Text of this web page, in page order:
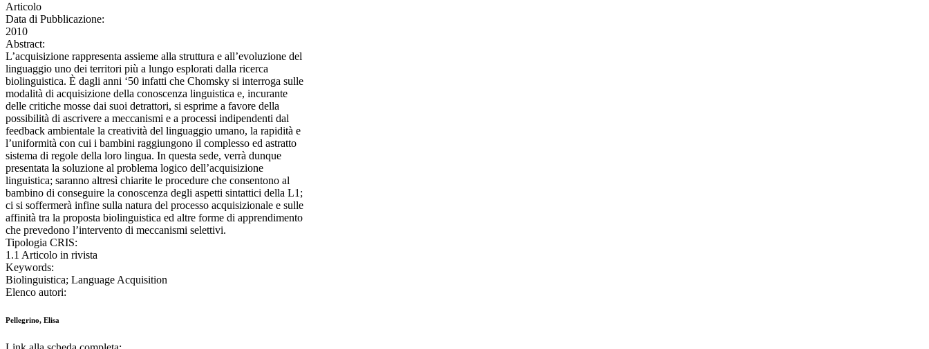
Articolo
Data di Pubblicazione:
2010
Abstract:
L’acquisizione rappresenta assieme alla struttura e all’evoluzione del
linguaggio uno dei territori più a lungo esplorati dalla ricerca
biolinguistica. È dagli anni ‘50 infatti che Chomsky si interroga sulle
modalità di acquisizione della conoscenza linguistica e, incurante
delle critiche mosse dai suoi detrattori, si esprime a favore della
possibilità di ascrivere a meccanismi e a processi indipendenti dal
feedback ambientale la creatività del linguaggio umano, la rapidità e
l’uniformità con cui i bambini raggiungono il complesso ed astratto
sistema di regole della loro lingua. In questa sede, verrà dunque
presentata la soluzione al problema logico dell’acquisizione
linguistica; saranno altresì chiarite le procedure che consentono al
bambino di conseguire la conoscenza degli aspetti sintattici della L1;
ci si soffermerà infine sulla natura del processo acquisizionale e sulle
affinità tra la proposta biolinguistica ed altre forme di apprendimento
che prevedono l’intervento di meccanismi selettivi.
Tipologia CRIS:
1.1 Articolo in rivista
Keywords:
Biolinguistica; Language Acquisition
Elenco autori:
Pellegrino, Elisa